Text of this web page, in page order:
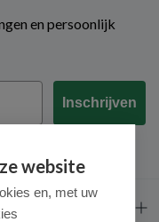
en persoonlijk
Inschrijven
website
en, met uw